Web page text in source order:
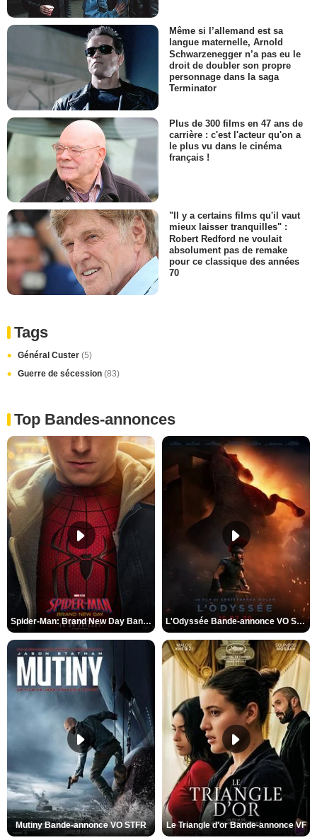
Même si l’allemand est sa
langue maternelle, Arnold
Schwarzenegger n’a pas eu le
droit de doubler son propre
personnage dans la saga
Terminator
Plus de 300 films en 47 ans de
carrière : c'est l'acteur qu'on a
le plus vu dans le cinéma
français !
"Il y a certains films qu'il vaut
mieux laisser tranquilles" :
Robert Redford ne voulait
absolument pas de remake
pour ce classique des années
70
Tags
Général Custer (5)
Guerre de sécession (83)
Top Bandes-annonces
Spider-Man: Brand New Day Bande-annonce VO STFR L'Odyssée Bande-annonce VO STFR
Mutiny Bande-annonce VO STFR Le Triangle d'or Bande-annonce VF